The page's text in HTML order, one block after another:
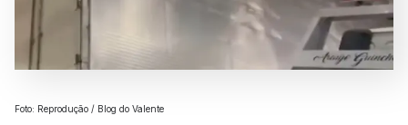
Foto: Reprodução / Blog do Valente